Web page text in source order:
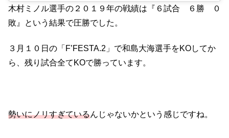
木村ミノル選手の２０１９年の戦績は『６試合 ６勝 ０
敗』という結果で圧勝でした。
３月１０日の「F’FESTA.2」で和島大海選手をKOしてか
ら、残り試合全てKOで勝っています。
勢いにノリすぎているんじゃないかという感じですね。